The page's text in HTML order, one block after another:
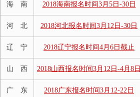
海 南 2018海南报名时间3月5日-30日
河 北 2018河北报名时间3月12日-30日
辽 宁 2018辽宁报名时间4月6日截止
山 西 2018山西报名时间3月12日-4月8日
广 东 2018广东报名时间3月12-22日